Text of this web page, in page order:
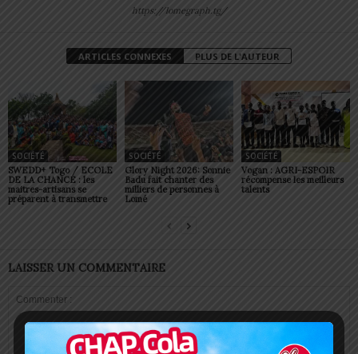
https://lomegraph.tg/
ARTICLES CONNEXES PLUS DE L'AUTEUR
SOCIÉTÉ
SWEDD+ Togo / ECOLE
DE LA CHANCE : les
maitres-artisans se
préparent à transmettre
SOCIÉTÉ
Glory Night 2026: Sonnie
Badu fait chanter des
milliers de personnes à
Lomé
SOCIÉTÉ
Vogan : AGRI-ESPOIR
récompense les meilleurs
talents
LAISSER UN COMMENTAIRE